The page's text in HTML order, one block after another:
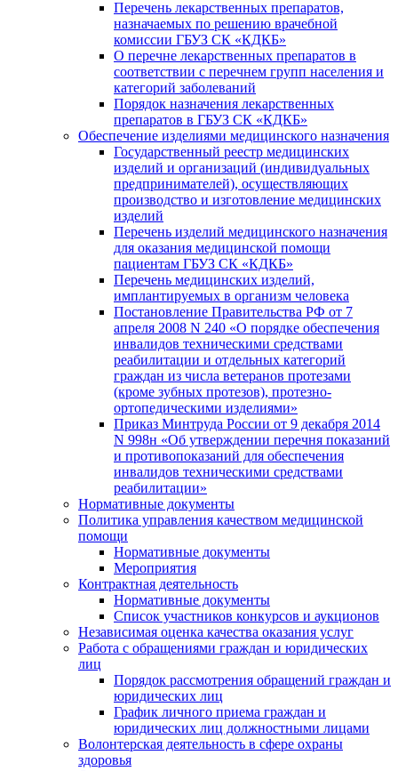
Перечень лекарственных препаратов,
назначаемых по решению врачебной
комиссии ГБУЗ СК «КДКБ»
О перечне лекарственных препаратов в
соответствии с перечнем групп населения и
категорий заболеваний
Порядок назначения лекарственных
препаратов в ГБУЗ СК «КДКБ»
Обеспечение изделиями медицинского назначения
Государственный реестр медицинских
изделий и организаций (индивидуальных
предпринимателей), осуществляющих
производство и изготовление медицинских
изделий
Перечень изделий медицинского назначения
для оказания медицинской помощи
пациентам ГБУЗ СК «КДКБ»
Перечень медицинских изделий,
имплантируемых в организм человека
Постановление Правительства РФ от 7
апреля 2008 N 240 «О порядке обеспечения
инвалидов техническими средствами
реабилитации и отдельных категорий
граждан из числа ветеранов протезами
(кроме зубных протезов), протезно-
ортопедическими изделиями»
Приказ Минтруда России от 9 декабря 2014
N 998н «Об утверждении перечня показаний
и противопоказаний для обеспечения
инвалидов техническими средствами
реабилитации»
Нормативные документы
Политика управления качеством медицинской
помощи
Нормативные документы
Мероприятия
Контрактная деятельность
Нормативные документы
Список участников конкурсов и аукционов
Независимая оценка качества оказания услуг
Работа с обращениями граждан и юридических
лиц
Порядок рассмотрения обращений граждан и
юридических лиц
График личного приема граждан и
юридических лиц должностными лицами
Волонтерская деятельность в сфере охраны
здоровья